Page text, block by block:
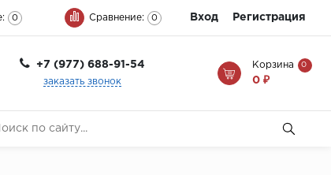
0 Сравнение: 0 Вход Регистрация
+7 (977) 688-91-54
заказать звонок
Корзина 0
0 ₽